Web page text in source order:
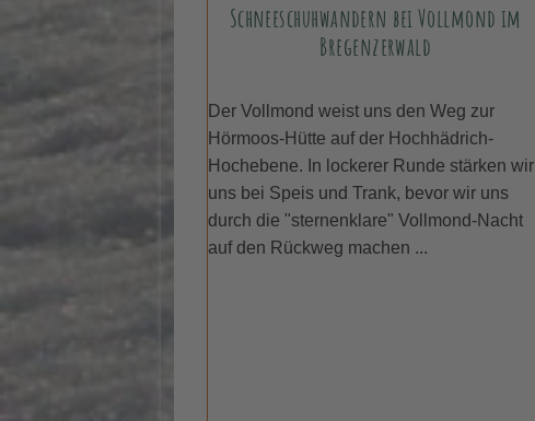
Schneeschuhwandern bei Vollmond im
Bregenzerwald
Der Vollmond weist uns den Weg zur
Hörmoos-Hütte auf der Hochhädrich-
Hochebene. In lockerer Runde stärken wir
uns bei Speis und Trank, bevor wir uns
durch die "sternenklare" Vollmond-Nacht
auf den Rückweg machen ...